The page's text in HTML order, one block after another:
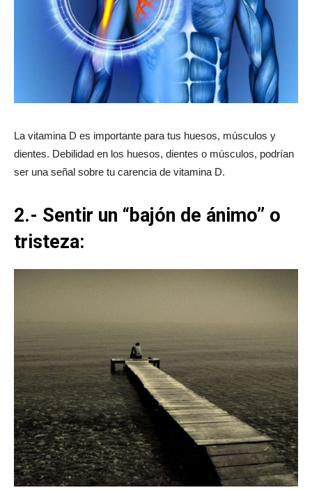
La vitamina D es importante para tus huesos, músculos y
dientes. Debilidad en los huesos, dientes o músculos, podrían
ser una señal sobre tu carencia de vitamina D.
2.- Sentir un “bajón de ánimo” o
tristeza: